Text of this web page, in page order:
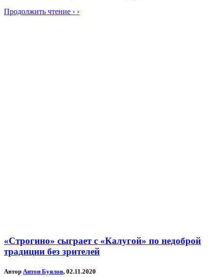
Продолжить чтение › ›
«Строгино» сыграет c «Калугой» по недоброй
традиции без зрителей
Автор Антон Буялов, 02.11.2020